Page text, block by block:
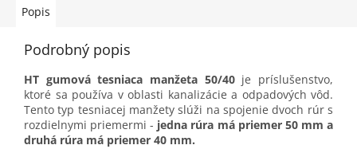
Popis
Podrobný popis
HT gumová tesniaca manžeta 50/40je príslušenstvo,
ktoré sa používa v oblasti kanalizácie a odpadových vôd.
Tento typ tesniacej manžety slúži na spojenie dvoch rúr s
rozdielnymi priemermi - jedna rúra má priemer 50 mm a
druhá rúra má priemer 40 mm.